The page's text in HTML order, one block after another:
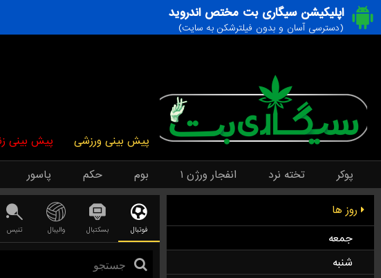
اپلیکیشن سیگاری بت مختص اندروید
(دسترسی آسان و بدون فیلترشکن به سایت)
پیش بینی ورزشی پیش بینی
پوکر تخته نرد انفجار ورژن ۱ بوم حکم پاسور
روز ها
جمعه
شنبه
فوتبال بسکتبال والیبال تنیس